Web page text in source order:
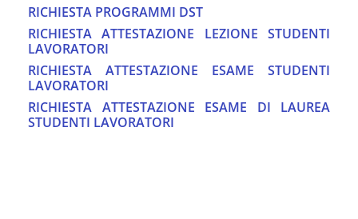
RICHIESTA PROGRAMMI DST
RICHIESTA ATTESTAZIONE LEZIONE STUDENTI
LAVORATORI
RICHIESTA ATTESTAZIONE ESAME STUDENTI
LAVORATORI
RICHIESTA ATTESTAZIONE ESAME DI LAUREA
STUDENTI LAVORATORI